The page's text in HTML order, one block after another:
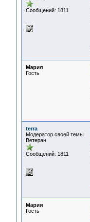
Сообщений: 1811
Мария
Гость
terra
Модератор своей темы
Ветеран
Сообщений: 1811
Мария
Гость